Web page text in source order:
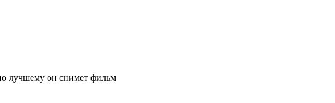
лучшему он снимет фильм